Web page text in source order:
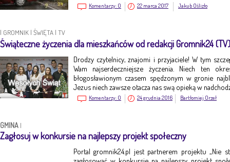
Komentarzy: 0 22 marca 2017 Jakub Oślizło
| GROMNIK | ŚWIĘTA | TV
Świąteczne życzenia dla mieszkańców od redakcji Gromnik24 (TV)
Drodzy czytelnicy, znajomi i przyjaciele! W tym
Wam najserdeczniejsze życzenia. Niech ten
błogosławionym czasem spędzonym w gronie
Jezus niech zawsze otacza nas swą opieką w
Komentarzy: 0 24 grudnia 2016 Bartłomiej Orzeł
GMINA |
Zagłosuj w konkursie na najlepszy projekt społeczny
Portal gromnik24.pl jest partnerem projektu „Nie